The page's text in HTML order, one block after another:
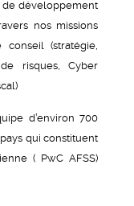
de développement
nos missions
conseil (stratégie,
risques, Cyber
d’environ 700
qui constituent
( PwC AFSS)